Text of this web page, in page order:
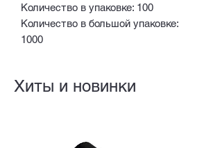
Количество в упаковке: 100
Количество в большой упаковке:
1000
Хиты и новинки